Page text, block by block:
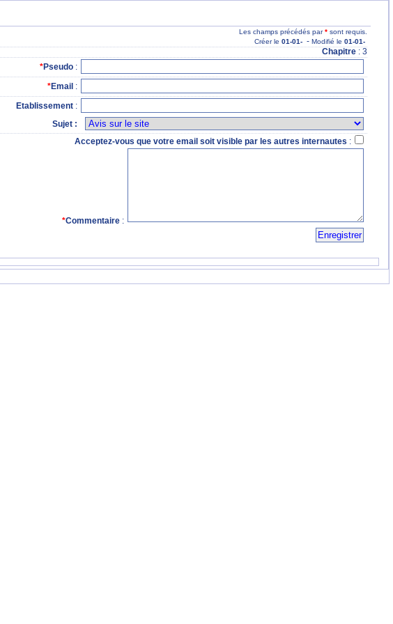
Les champs précédés par* sont requis.
Créer le 01-01- - Modifié le 01-01-
Chapitre : 3
*Pseudo :
*Email :
Etablissement :
Sujet :
Acceptez-vous que votre email soit visible par les autres internautes :
*Commentaire: